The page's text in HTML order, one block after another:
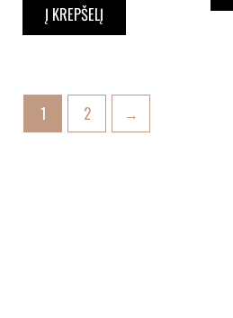
Į KREPŠELĮ
1 2 →